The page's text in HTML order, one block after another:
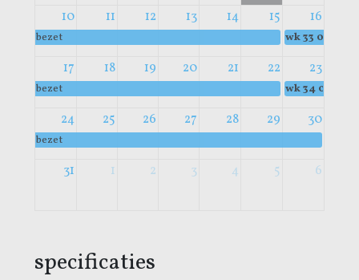
10 11 12 13 14 15 16
bezet wk 33 00:00
17 18 19 20 21 22 23
bezet wk 34 00:00
24 25 26 27 28 29 30
bezet
31 1 2 3 4 5 6
specificaties